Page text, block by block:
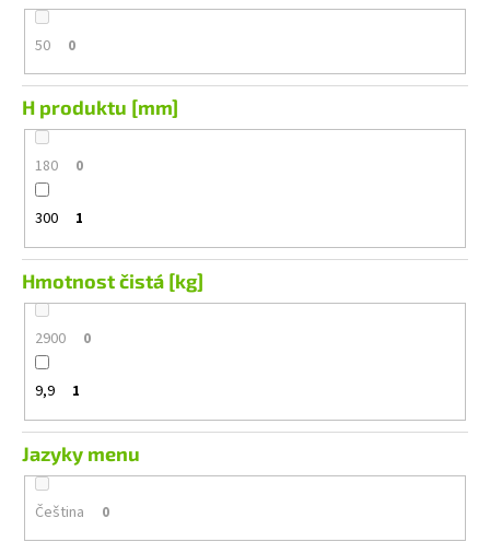
50 0
H produktu [mm]
180 0
300 1
Hmotnost čistá [kg]
2900 0
9,9 1
Jazyky menu
Čeština 0